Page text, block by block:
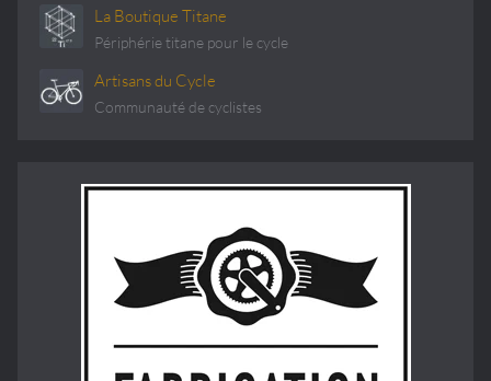
La Boutique Titane
Périphérie titane pour le cycle
Artisans du Cycle
Communauté de cyclistes